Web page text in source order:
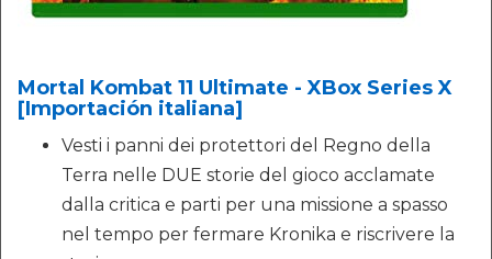
Mortal Kombat 11 Ultimate - XBox Series X
[Importación italiana]
Vesti i panni dei protettori del Regno della
Terra nelle DUE storie del gioco acclamate
dalla critica e parti per una missione a spasso
nel tempo per fermare Kronika e riscrivere la